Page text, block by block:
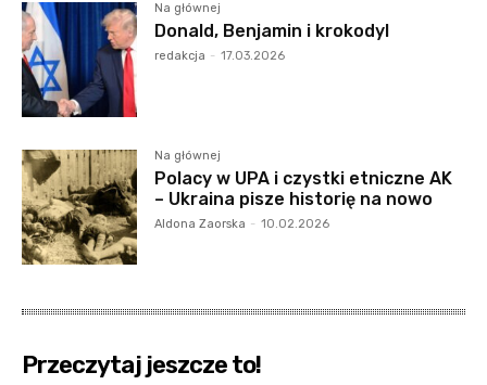
Na głównej
Donald, Benjamin i krokodyl
redakcja - 17.03.2026
Na głównej
Polacy w UPA i czystki etniczne AK
– Ukraina pisze historię na nowo
Aldona Zaorska - 10.02.2026
Przeczytaj jeszcze to!